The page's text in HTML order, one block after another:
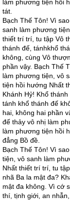
làm phương tiện hồi
tát.
Bạch Thế Tôn! Vì
sanh làm phương
thiết trí trí, tu tập Vô
thánh đế, tánhkhổ
không, cùng Vô
phần vậy. Bạch Thế
làm phương tiện, vô
tiện hồi hướng Nhất
Khánh Hỷ! Khổ
tánh khổ thánh đế
hai, không hai phần
đế thảy vô nhị làm
làm phương tiện hồi
đẳng Bồ đề.
Bạch Thế Tôn! Vì
tiện, vô sanh làm
Nhất thiết trí trí, tu
nhã Ba la mật đa?
mật đa không. Vì cớ
thí, tịnh giới, an